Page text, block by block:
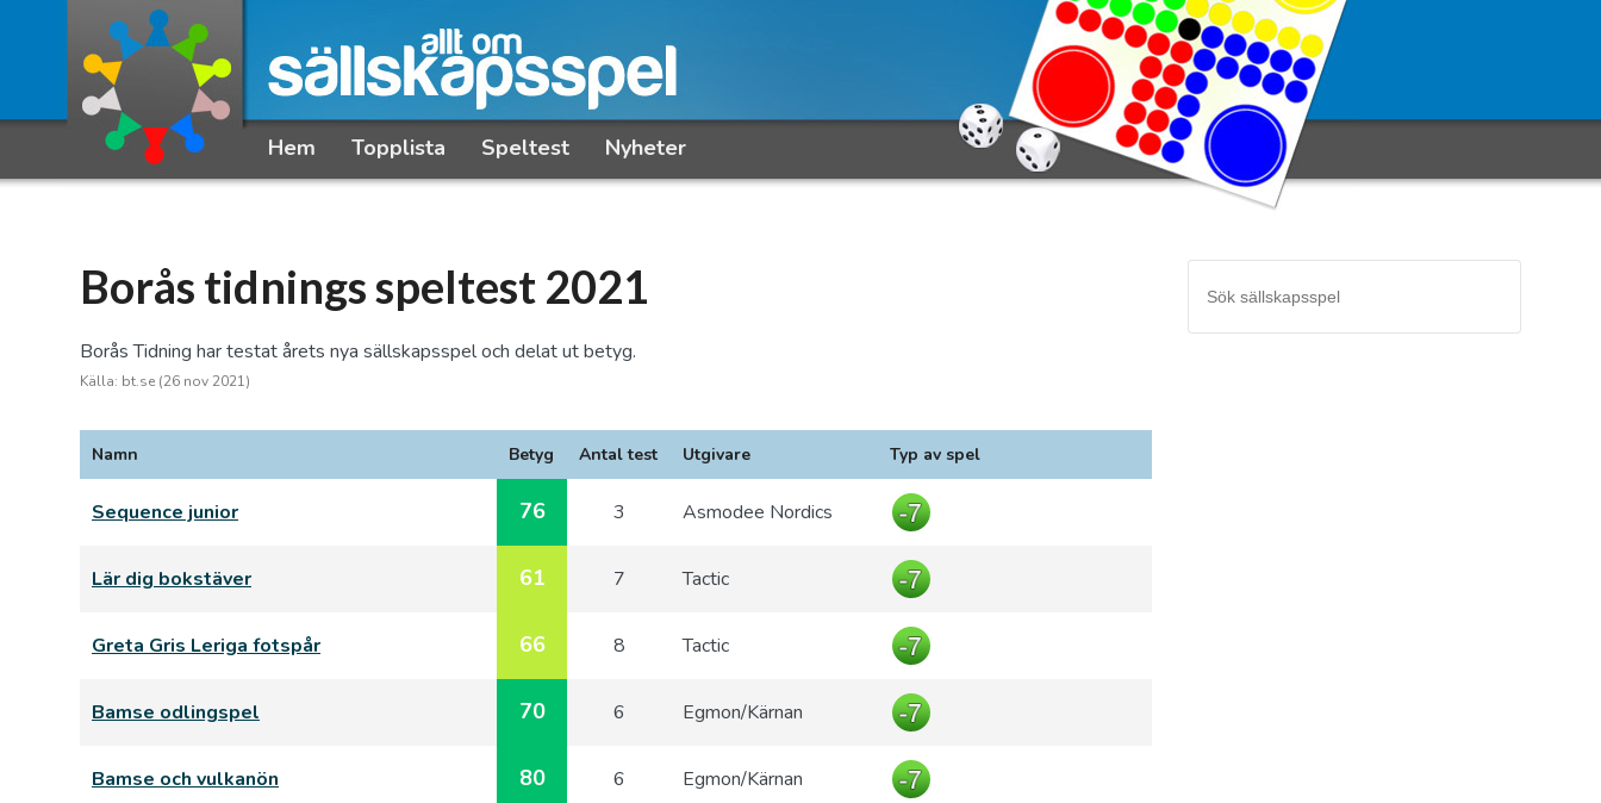
Hem Topplista Speltest Nyheter
Borås tidnings speltest 2021
Borås Tidning har testat årets nya sällskapsspel och delat ut betyg.
Källa: bt.se (26 nov 2021)
Namn Betyg Antal test Utgivare Typ av spel
Sequence junior 76 3 Asmodee Nordics
Lär dig bokstäver 61 7 Tactic
Greta Gris Leriga fotspår 66 8 Tactic
Bamse odlingspel 70 6 Egmon/Kärnan
Bamse och vulkanön 80 6 Egmon/Kärnan